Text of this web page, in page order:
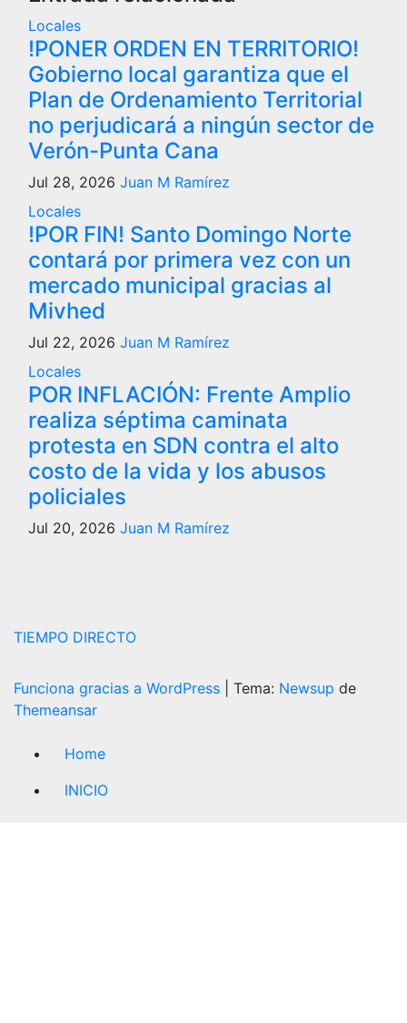
Locales
!PONER ORDEN EN TERRITORIO!
Gobierno local garantiza que el
Plan de Ordenamiento Territorial
no perjudicará a ningún sector de
Verón-Punta Cana
Jul 28, 2026 Juan M Ramírez
Locales
!POR FIN! Santo Domingo Norte
contará por primera vez con un
mercado municipal gracias al
Mivhed
Jul 22, 2026 Juan M Ramírez
Locales
POR INFLACIÓN: Frente Amplio
realiza séptima caminata
protesta en SDN contra el alto
costo de la vida y los abusos
policiales
Jul 20, 2026 Juan M Ramírez
TIEMPO DIRECTO
Funciona gracias a WordPress Tema: Newsup de
Themeansar
Home
INICIO